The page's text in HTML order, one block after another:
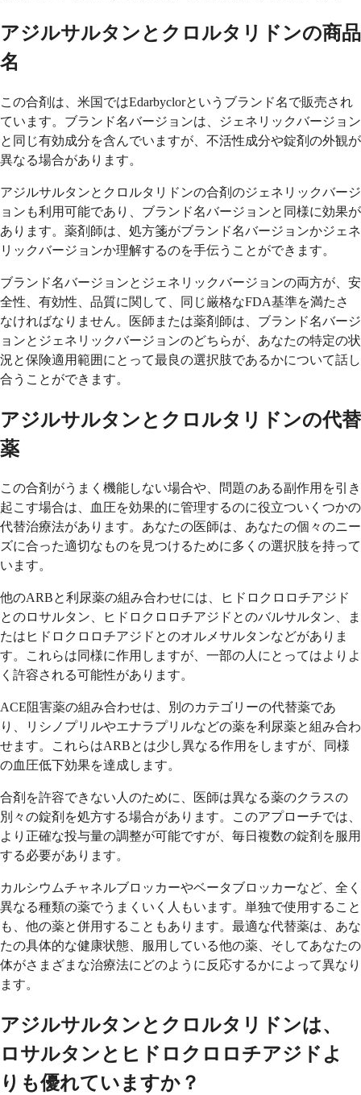
アジルサルタンとクロルタリドンの商品
名
この合剤は、米国ではEdarbyclorというブランド名で販売され
ています。ブランド名バージョンは、ジェネリックバージョン
と同じ有効成分を含んでいますが、不活性成分や錠剤の外観が
異なる場合があります。
アジルサルタンとクロルタリドンの合剤のジェネリックバージ
ョンも利用可能であり、ブランド名バージョンと同様に効果が
あります。薬剤師は、処方箋がブランド名バージョンかジェネ
リックバージョンか理解するのを手伝うことができます。
ブランド名バージョンとジェネリックバージョンの両方が、安
全性、有効性、品質に関して、同じ厳格なFDA基準を満たさ
なければなりません。医師または薬剤師は、ブランド名バージ
ョンとジェネリックバージョンのどちらが、あなたの特定の状
況と保険適用範囲にとって最良の選択肢であるかについて話し
合うことができます。
アジルサルタンとクロルタリドンの代替
薬
この合剤がうまく機能しない場合や、問題のある副作用を引き
起こす場合は、血圧を効果的に管理するのに役立ついくつかの
代替治療法があります。あなたの医師は、あなたの個々のニー
ズに合った適切なものを見つけるために多くの選択肢を持って
います。
他のARBと利尿薬の組み合わせには、ヒドロクロロチアジド
とのロサルタン、ヒドロクロロチアジドとのバルサルタン、ま
たはヒドロクロロチアジドとのオルメサルタンなどがありま
す。これらは同様に作用しますが、一部の人にとってはよりよ
く許容される可能性があります。
ACE阻害薬の組み合わせは、別のカテゴリーの代替薬であ
り、リシノプリルやエナラプリルなどの薬を利尿薬と組み合わ
せます。これらはARBとは少し異なる作用をしますが、同様
の血圧低下効果を達成します。
合剤を許容できない人のために、医師は異なる薬のクラスの
別々の錠剤を処方する場合があります。このアプローチでは、
より正確な投与量の調整が可能ですが、毎日複数の錠剤を服用
する必要があります。
カルシウムチャネルブロッカーやベータブロッカーなど、全く
異なる種類の薬でうまくいく人もいます。単独で使用すること
も、他の薬と併用することもあります。最適な代替薬は、あな
たの具体的な健康状態、服用している他の薬、そしてあなたの
体がさまざまな治療法にどのように反応するかによって異なり
ます。
アジルサルタンとクロルタリドンは、
ロサルタンとヒドロクロロチアジドよ
りも優れていますか？